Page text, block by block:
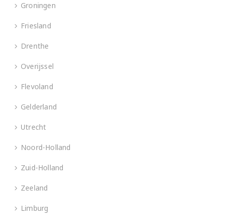
Groningen
Friesland
Drenthe
Overijssel
Flevoland
Gelderland
Utrecht
Noord-Holland
Zuid-Holland
Zeeland
Limburg